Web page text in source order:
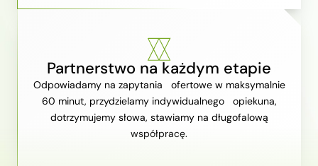
Partnerstwo na każdym etapie
Odpowiadamy na zapytania ofertowe w maksymalnie
60 minut, przydzielamy indywidualnego opiekuna,
dotrzymujemy słowa, stawiamy na długofalową
współpracę.